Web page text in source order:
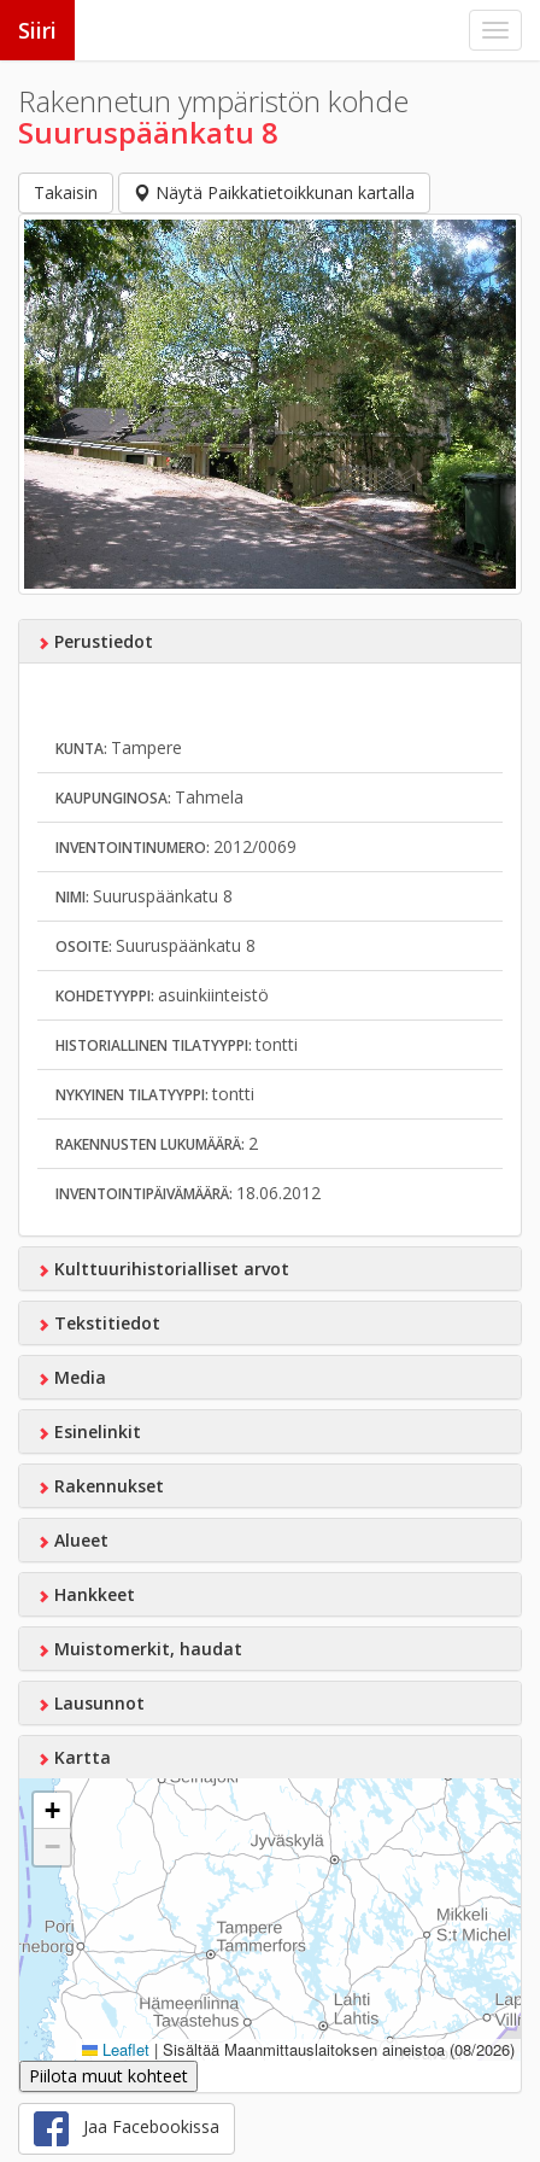
Siiri
Rakennetun ympäristön kohde
Suuruspäänkatu 8
Takaisin Näytä Paikkatietoikkunan kartalla
Perustiedot
KUNTA: Tampere
KAUPUNGINOSA: Tahmela
INVENTOINTINUMERO: 2012/0069
NIMI: Suuruspäänkatu 8
OSOITE: Suuruspäänkatu 8
KOHDETYYPPI: asuinkiinteistö
HISTORIALLINEN TILATYYPPI:tontti
NYKYINEN TILATYYPPI:tontti
RAKENNUSTEN LUKUMÄÄRÄ: 2
INVENTOINTIPÄIVÄMÄÄRÄ: 18.06.2012
Kulttuurihistorialliset arvot
Tekstitiedot
Media
Esinelinkit
Rakennukset
Alueet
Hankkeet
Muistomerkit, haudat
Lausunnot
Kartta
+
−
Leaflet | Sisältää Maanmittauslaitoksen aineistoa (08/2026)
Piilota muut kohteet
Jaa Facebookissa